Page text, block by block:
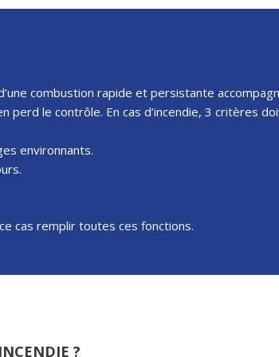
feu
combustion rapide et persistante
perd le contrôle. En cas d’incendie, 3 critères
environnants.
cas remplir toutes ces fonctions.
?